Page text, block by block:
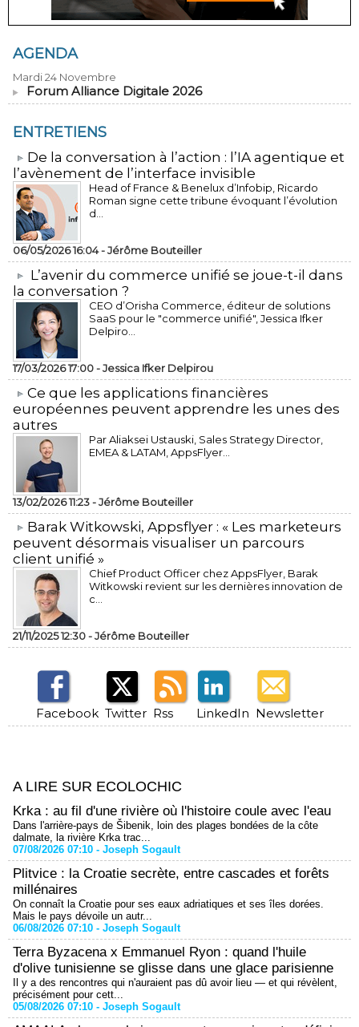
AGENDA
Mardi 24 Novembre
Forum Alliance Digitale 2026
ENTRETIENS
​De la conversation à l’action : l’IA agentique et
l’avènement de l’interface invisible
Head of France & Benelux d’Infobip, Ricardo
Roman signe cette tribune évoquant l’évolution
d...
06/05/2026 16:04 -Jérôme Bouteiller
L’avenir du commerce unifié se joue-t-il dans
la conversation ?
CEO d’Orisha Commerce, éditeur de solutions
SaaS pour le "commerce unifié", Jessica Ifker
Delpiro...
17/03/2026 17:00 -Jessica Ifker Delpirou
​Ce que les applications financières
européennes peuvent apprendre les unes des
autres
Par Aliaksei Ustauski, Sales Strategy Director,
EMEA & LATAM, AppsFlyer...
13/02/2026 11:23 -Jérôme Bouteiller
​Barak Witkowski, Appsflyer : « Les marketeurs
peuvent désormais visualiser un parcours
client unifié »
Chief Product Officer chez AppsFlyer, ​Barak
Witkowski revient sur les dernières innovation de
c...
21/11/2025 12:30 -Jérôme Bouteiller
Facebook Twitter Rss LinkedIn Newsletter
A LIRE SUR ECOLOCHIC
Krka : au fil d'une rivière où l'histoire coule avec l'eau
Dans l'arrière-pays de Šibenik, loin des plages bondées de la côte
dalmate, la rivière Krka trac...
07/08/2026 07:10 - Joseph Sogault
Plitvice : la Croatie secrète, entre cascades et forêts
millénaires
On connaît la Croatie pour ses eaux adriatiques et ses îles dorées.
Mais le pays dévoile un autr...
06/08/2026 07:10 - Joseph Sogault
Terra Byzacena x Emmanuel Ryon : quand l'huile
d'olive tunisienne se glisse dans une glace parisienne
Il y a des rencontres qui n'auraient pas dû avoir lieu — et qui révèlent,
précisément pour cett...
05/08/2026 07:10 - Joseph Sogault